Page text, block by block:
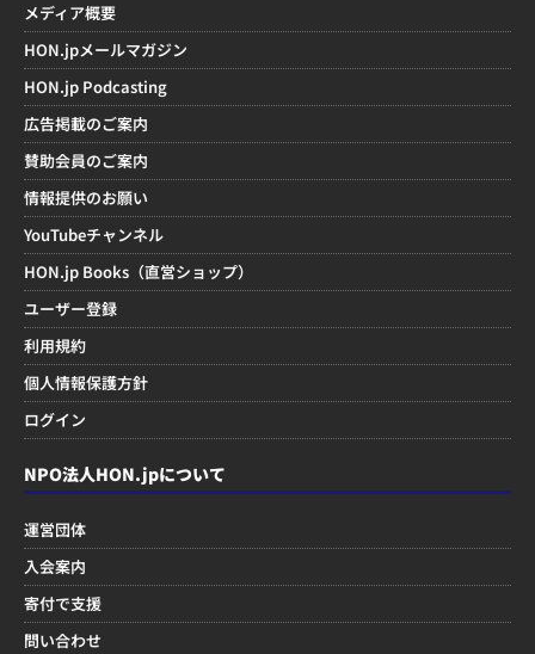
メディア概要
HON.jpメールマガジン
HON.jp Podcasting
広告掲載のご案内
賛助会員のご案内
情報提供のお願い
YouTubeチャンネル
HON.jp Books（直営ショップ）
ユーザー登録
利用規約
個人情報保護方針
ログイン
NPO法人HON.jpについて
運営団体
入会案内
寄付で支援
問い合わせ